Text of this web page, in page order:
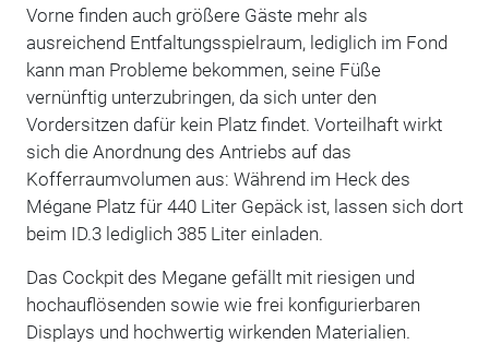
Vorne finden auch größere Gäste mehr als
ausreichend Entfaltungsspielraum, lediglich im Fond
kann man Probleme bekommen, seine Füße
vernünftig unterzubringen, da sich unter den
Vordersitzen dafür kein Platz findet. Vorteilhaft wirkt
sich die Anordnung des Antriebs auf das
Kofferraumvolumen aus: Während im Heck des
Mégane Platz für 440 Liter Gepäck ist, lassen sich dort
beim ID.3 lediglich 385 Liter einladen.
Das Cockpit des Megane gefällt mit riesigen und
hochauflösenden sowie wie frei konfigurierbaren
Displays und hochwertig wirkenden Materialien.